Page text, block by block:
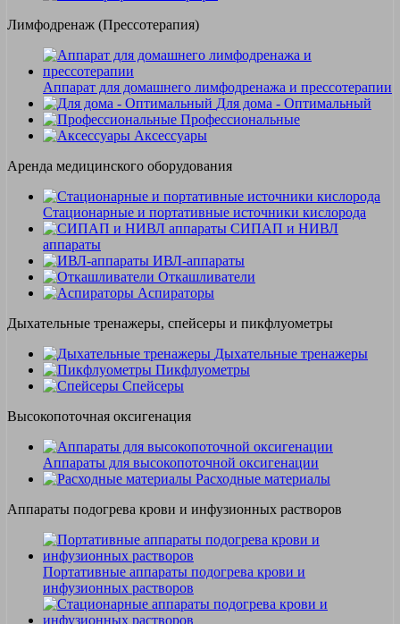
Лимфодренаж (Прессотерапия)
Аппарат для домашнего лимфодренажа и прессотерапии
Для дома - Оптимальный
Профессиональные
Аксессуары
Аренда медицинского оборудования
Стационарные и портативные источники кислорода
СИПАП и НИВЛ
аппараты
ИВЛ-аппараты
Откашливатели
Аспираторы
Дыхательные тренажеры, спейсеры и пикфлуометры
Дыхательные тренажеры
Пикфлуометры
Спейсеры
Высокопоточная оксигенация
Аппараты для высокопоточной оксигенации
Расходные материалы
Аппараты подогрева крови и инфузионных растворов
Портативные аппараты подогрева крови и
инфузионных растворов